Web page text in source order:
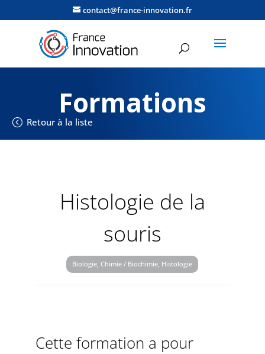
contact@france-innovation.fr
Formations
Retour à la liste
Histologie de la
souris
Biologie, Chimie / Biochimie, Histologie
Cette formation a pour